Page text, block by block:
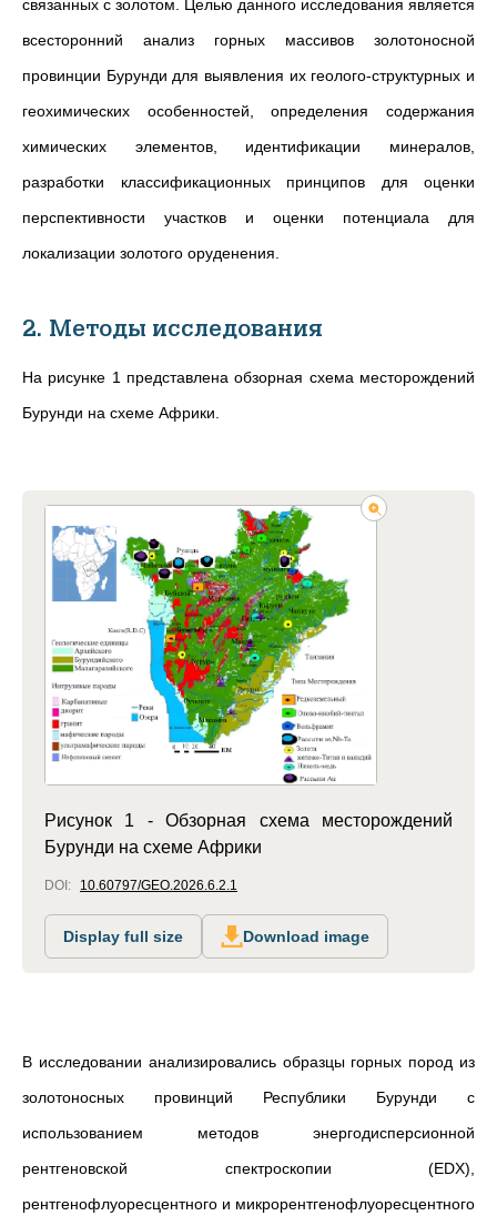
связанных с золотом. Целью данного исследования является
всесторонний анализ горных массивов золотоносной
провинции Бурунди для выявления их геолого-структурных и
геохимических особенностей, определения содержания
химических элементов, идентификации минералов,
разработки классификационных принципов для оценки
перспективности участков и оценки потенциала для
локализации золотого оруденения.
2. Методы исследования
На рисунке 1 представлена обзорная схема месторождений
Бурунди на схеме Африки.
Рисунок 1 - Обзорная схема месторождений
Бурунди на схеме Африки
DOI: 10.60797/GEO.2026.6.2.1
Display full size Download image
В исследовании анализировались образцы горных пород из
золотоносных провинций Республики Бурунди с
использованием методов энергодисперсионной
рентгеновской спектроскопии (EDX),
рентгенофлуоресцентного и микрорентгенофлуоресцентного